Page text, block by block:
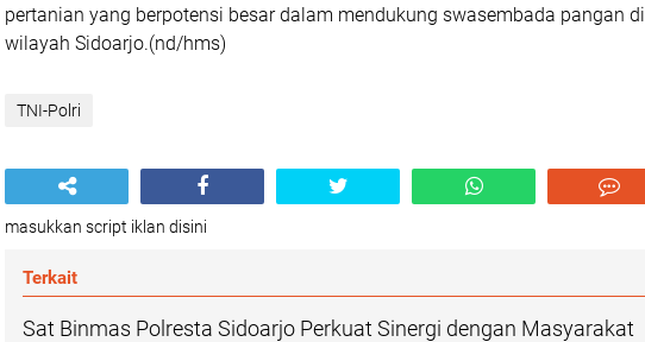
pertanian yang berpotensi besar dalam mendukung swasembada pangan di
wilayah Sidoarjo.(nd/hms)
TNI-Polri
masukkan script iklan disini
Terkait
Sat Binmas Polresta Sidoarjo Perkuat Sinergi dengan Masyarakat